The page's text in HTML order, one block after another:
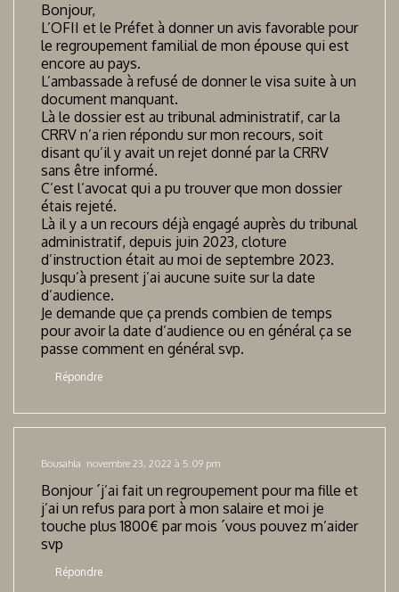
Bonjour,
L’OFII et le Préfet à donner un avis favorable pour
le regroupement familial de mon épouse qui est
encore au pays.
L’ambassade à refusé de donner le visa suite à un
document manquant.
Là le dossier est au tribunal administratif, car la
CRRV n’a rien répondu sur mon recours, soit
disant qu’il y avait un rejet donné par la CRRV
sans être informé.
C’est l’avocat qui a pu trouver que mon dossier
étais rejeté.
Là il y a un recours déjà engagé auprès du tribunal
administratif, depuis juin 2023, cloture
d’instruction était au moi de septembre 2023.
Jusqu’à present j’ai aucune suite sur la date
d’audience.
Je demande que ça prends combien de temps
pour avoir la date d’audience ou en général ça se
passe comment en général svp.
Répondre
Bousahla novembre 23, 2022 à 5:09 pm
Bonjour ´j’ai fait un regroupement pour ma fille et
j’ai un refus para port à mon salaire et moi je
touche plus 1800€ par mois ´vous pouvez m’aider
svp
Répondre